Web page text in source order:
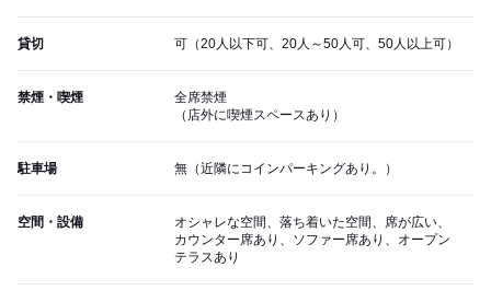
貸切 可（20人以下可、20人～50人可、50人以上可）
禁煙・喫煙
全席禁煙
（店外に喫煙スペースあり）
駐車場 無（近隣にコインパーキングあり。）
空間・設備
オシャレな空間、落ち着いた空間、席が広い、
カウンター席あり、ソファー席あり、オープン
テラスあり